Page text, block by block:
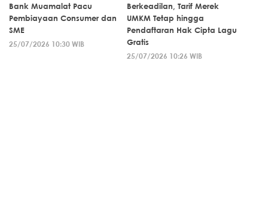
Bank Muamalat Pacu
Pembiayaan Consumer dan
SME
25/07/2026 10:30 WIB
Berkeadilan, Tarif Merek
UMKM Tetap hingga
Pendaftaran Hak Cipta Lagu
Gratis
25/07/2026 10:26 WIB